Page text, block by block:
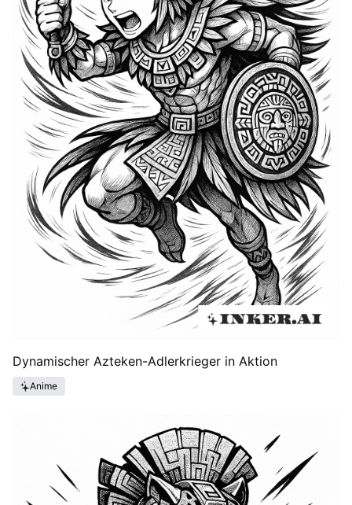
Dynamischer Azteken-Adlerkrieger in Aktion
Anime